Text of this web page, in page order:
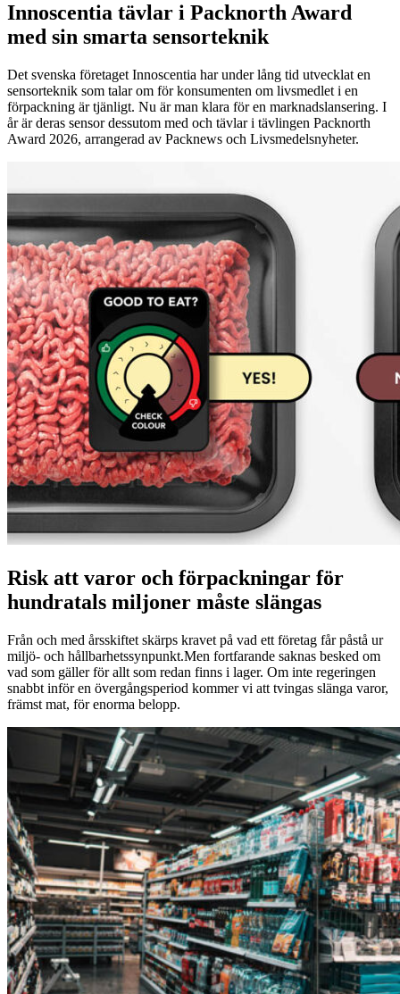
Innoscentia tävlar i Packnorth Award
med sin smarta sensorteknik
Det svenska företaget Innoscentia har under lång tid utvecklat en
sensorteknik som talar om för konsumenten om livsmedlet i en
förpackning är tjänligt. Nu är man klara för en marknadslansering. I
år är deras sensor dessutom med och tävlar i tävlingen Packnorth
Award 2026, arrangerad av Packnews och Livsmedelsnyheter.
Risk att varor och förpackningar för
hundratals miljoner måste slängas
Från och med årsskiftet skärps kravet på vad ett företag får påstå ur
miljö- och hållbarhetssynpunkt.Men fortfarande saknas besked om
vad som gäller för allt som redan finns i lager. Om inte regeringen
snabbt inför en övergångsperiod kommer vi att tvingas slänga varor,
främst mat, för enorma belopp.